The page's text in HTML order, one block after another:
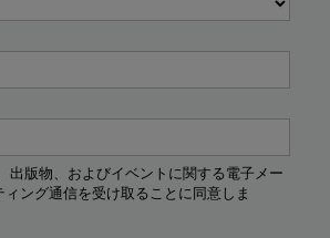
出版物、およびイベントに関する電子メー
ング通信を受け取ることに同意しま